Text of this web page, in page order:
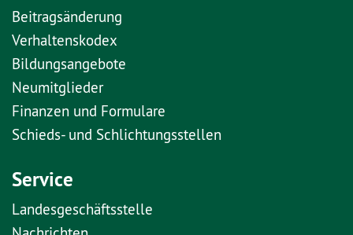
Beitragsänderung
Verhaltenskodex
Bildungsangebote
Neumitglieder
Finanzen und Formulare
Schieds- und Schlichtungsstellen
Service
Landesgeschäftsstelle